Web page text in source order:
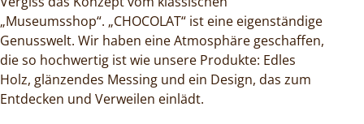
„Museumsshop“. „CHOCOLAT“ ist eine eigenständige
Genusswelt. Wir haben eine Atmosphäre geschaffen,
die so hochwertig ist wie unsere Produkte: Edles
Holz, glänzendes Messing und ein Design, das zum
Entdecken und Verweilen einlädt.